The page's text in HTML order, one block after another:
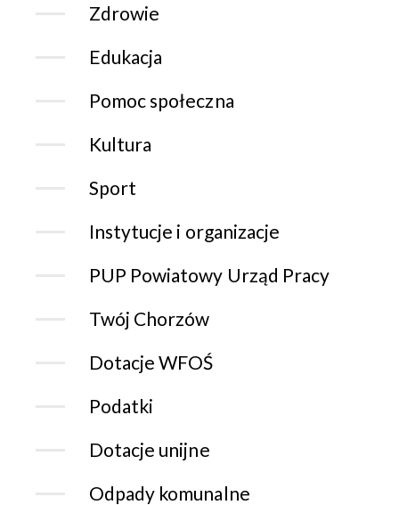
Zdrowie
Edukacja
Pomoc społeczna
Kultura
Sport
Instytucje i organizacje
PUP Powiatowy Urząd Pracy
Twój Chorzów
Dotacje WFOŚ
Podatki
Dotacje unijne
Odpady komunalne